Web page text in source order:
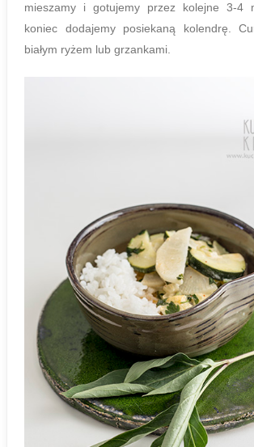
mieszamy i gotujemy przez kolejne 3-4
koniec dodajemy posiekaną kolendrę.
białym ryżem lub grzankami.